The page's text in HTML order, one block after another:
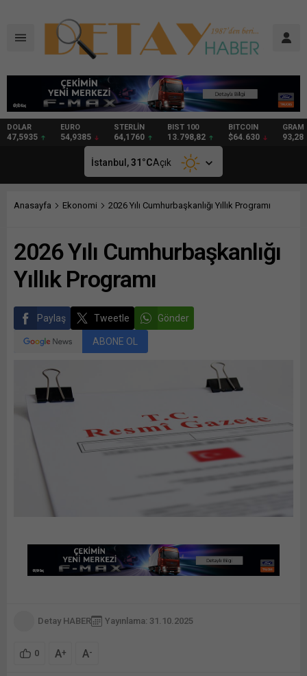
DOLAR
47,5935
EURO
54,9385
STERLİN
64,1760
BIST 100
13.798,82
BITCOIN
$64.630
GRAM
93,28
İstanbul,31 °CAçık
Anasayfa Ekonomi 2026 Yılı Cumhurbaşkanlığı Yıllık Programı
2026 Yılı Cumhurbaşkanlığı
Yıllık Programı
Paylaş Tweetle Gönder
ABONE OL
Detay HABER Yayınlama: 31.10.2025
0 A+ A-